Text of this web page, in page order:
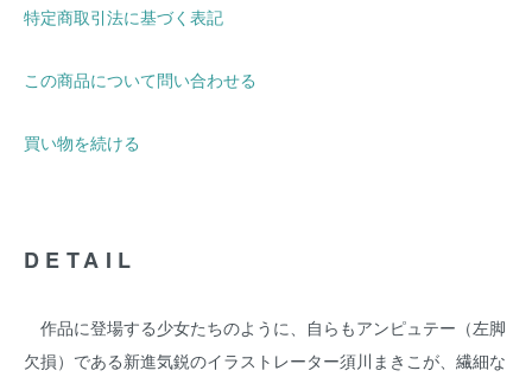
特定商取引法に基づく表記
この商品について問い合わせる
買い物を続ける
DETAIL
作品に登場する少女たちのように、自らもアンピュテー（左脚
欠損）である新進気鋭のイラストレーター須川まきこが、繊細な